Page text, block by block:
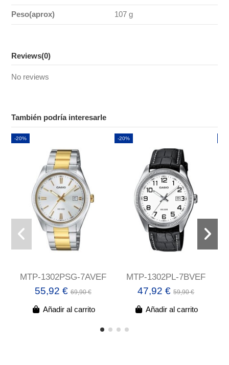
Peso(aprox) 107 g
Reviews(0)
No reviews
También podría interesarle
-20%
MTP-1302PSG-7AVEF
55,92 €69,90 €
Añadir al carrito
-20%
MTP-1302PL-7BVEF
47,92 €59,90 €
Añadir al carrito